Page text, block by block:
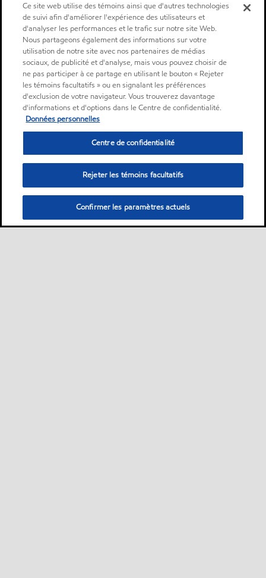
Ce site web utilise des témoins ainsi que d'autres technologies
de suivi afin d'améliorer l'expérience des utilisateurs et
d'analyser les performances et le trafic sur notre site Web.
Nous partageons également des informations sur votre
utilisation de notre site avec nos partenaires de médias
sociaux, de publicité et d'analyse, mais vous pouvez choisir de
ne pas participer à ce partage en utilisant le bouton « Rejeter
les témoins facultatifs » ou en signalant les préférences
d'exclusion de votre navigateur. Vous trouverez davantage
d'informations et d'options dans le Centre de confidentialité.
Données personnelles
Centre de confidentialité
Rejeter les témoins facultatifs
Confirmer les paramètres actuels